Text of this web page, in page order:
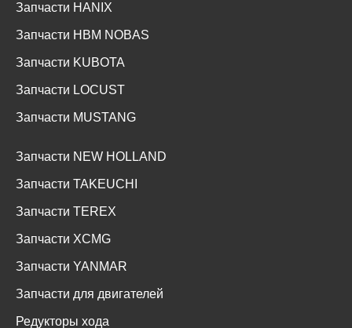
Запчасти HANIX
Запчасти HBM NOBAS
Запчасти KUBOTA
Запчасти LOCUST
Запчасти MUSTANG
Запчасти NEW HOLLAND
Запчасти TAKEUCHI
Запчасти TEREX
Запчасти XCMG
Запчасти YANMAR
Запчасти для двигателей
Редукторы хода